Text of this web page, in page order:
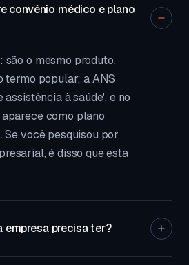
convênio médico e plano
são o mesmo produto.
termo popular; a ANS
à saúde', e no
como plano
você pesquisou por
é disso que esta
empresa precisa ter?